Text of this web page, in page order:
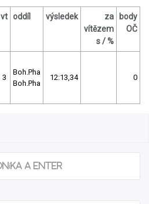
vt oddíl výsledek
za
vítězem
s / %
body
OČ
3
Boh.Pha
Boh.Pha
12:13,34 0